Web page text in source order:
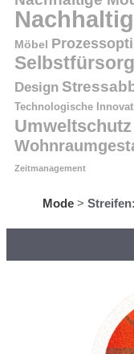
Möbel
Design
Technologische
Umweltschutz
Zeitmanagement
Mode >